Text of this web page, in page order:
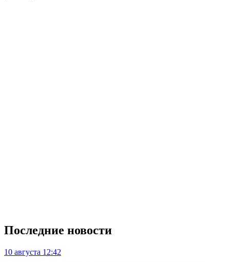
Последние новости
10 августа 12:42